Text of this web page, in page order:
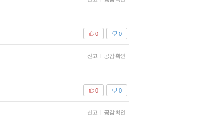
0
0
신고 | 공감 확인
0
0
신고 | 공감 확인